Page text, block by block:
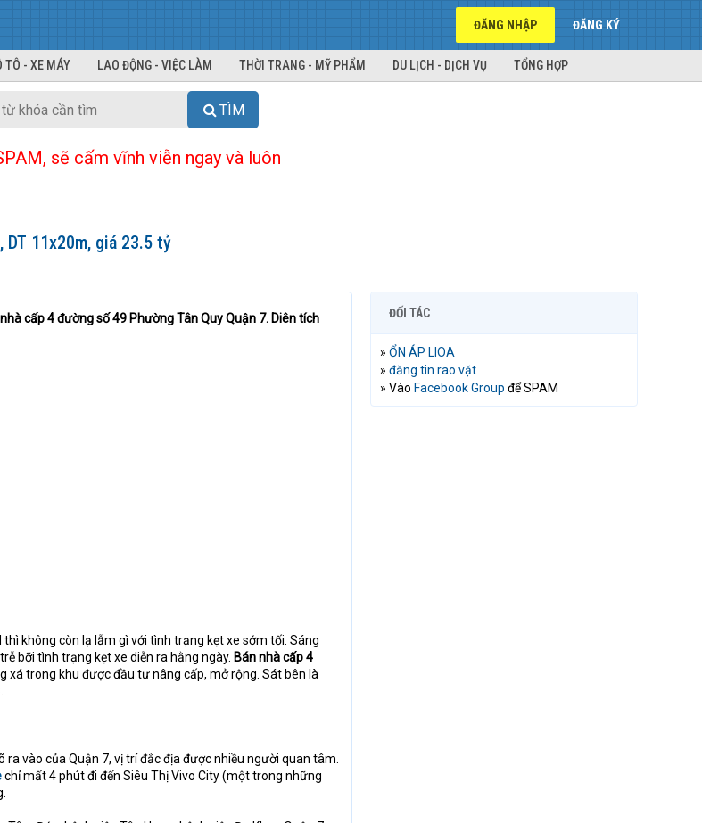
ĐĂNG NHẬP ĐĂNG KÝ
TÔ - XE MÁY LAO ĐỘNG - VIỆC LÀM THỜI TRANG - MỸ PHẨM DU LỊCH - DỊCH VỤ TỔNG HỢP
TÌM
sẽ cấm vĩnh viễn ngay và luôn
DT 11x20m, giá 23.5 tỷ
cấp 4 đường số 49 Phường Tân Quy Quận 7. Diên tích
không còn lạ lẫm gì với tình trạng kẹt xe sớm tối. Sáng
bỡi tình trạng kẹt xe diễn ra hằng ngày. Bán nhà cấp 4
xá trong khu được đầu tư nâng cấp, mở rộng. Sát bên là
vào của Quận 7, vị trí đắc địa được nhiều người quan tâm.
chỉ mất 4 phút đi đến Siêu Thị Vivo City (một trong những
ĐỐI TÁC
» ỔN ÁP LIOA
» đăng tin rao vặt
» Vào Facebook Group để SPAM